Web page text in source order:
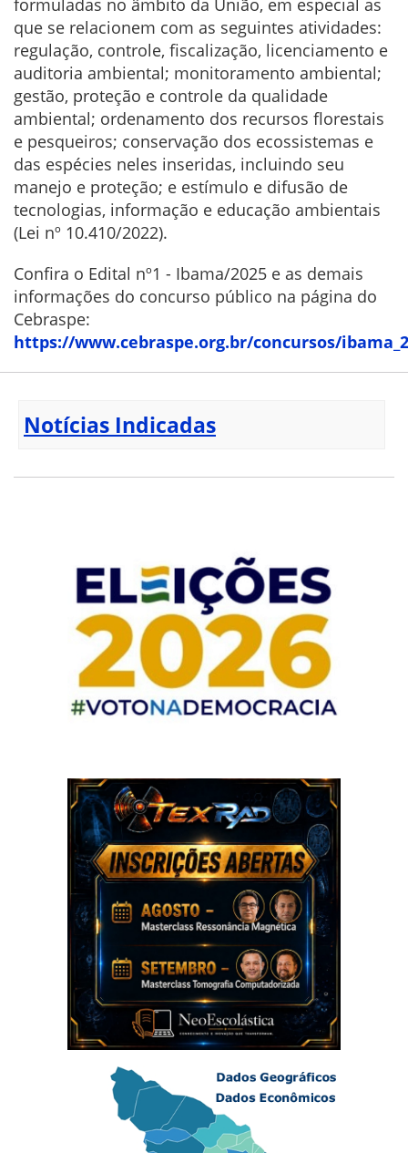
formuladas no âmbito da União, em especial as
que se relacionem com as seguintes atividades:
regulação, controle, fiscalização, licenciamento e
auditoria ambiental; monitoramento ambiental;
gestão, proteção e controle da qualidade
ambiental; ordenamento dos recursos florestais
e pesqueiros; conservação dos ecossistemas e
das espécies neles inseridas, incluindo seu
manejo e proteção; e estímulo e difusão de
tecnologias, informação e educação ambientais
(Lei nº 10.410/2022).
Confira o Edital nº1 - Ibama/2025 e as demais
informações do concurso público na página do
Cebraspe:
https://www.cebraspe.org.br/concursos/
Notícias Indicadas